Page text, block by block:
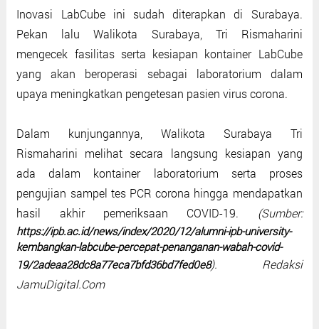
Inovasi LabCube ini sudah diterapkan di Surabaya.
Pekan lalu Walikota Surabaya, Tri Rismaharini
mengecek fasilitas serta kesiapan kontainer LabCube
yang akan beroperasi sebagai laboratorium dalam
upaya meningkatkan pengetesan pasien virus corona.
Dalam kunjungannya, Walikota Surabaya Tri
Rismaharini melihat secara langsung kesiapan yang
ada dalam kontainer laboratorium serta proses
pengujian sampel tes PCR corona hingga mendapatkan
hasil akhir pemeriksaan COVID-19. (Sumber:
https://ipb.ac.id/news/index/2020/12/alumni-ipb-university-
kembangkan-labcube-percepat-penanganan-wabah-covid-
19/2adeaa28dc8a77eca7bfd36bd7fed0e8). Redaksi
JamuDigital.Com